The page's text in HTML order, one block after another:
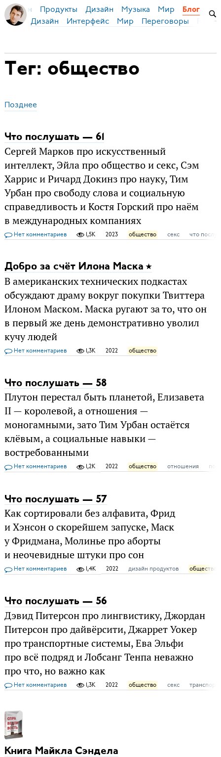
Бирман Продукты Дизайн Музыка Мир Блог
Дизайн Интерфейс Мир Переговоры
Тег: общество
Позднее
Что послушать — 61
Сергей Марков про искусственный
интеллект, Эйла про общество и секс, Сэм
Харрис и Ричард Докинз про науку, Тим
Урбан про свободу слова и социальную
справедливость и Костя Горский про наём
в международных компаниях
Нет комментариев 1,5K 2023 общество секс что
Добро за счёт Илона Маска
В американских технических подкастах
обсуждают драму вокруг покупки Твиттера
Илоном Маском. Маска ругают за то, что он
в первый же день демонстративно уволил
кучу людей
Нет комментариев 1,3K 2022 общество
Что послушать — 58
Плутон перестал быть планетой, Елизавета
II — королевой, а отношения —
моногамными, зато Тим Урбан остаётся
клёвым, а социальные навыки —
востребованными
Нет комментариев 1,2K 2022 общество отношения
Что послушать — 57
Как сортировали без алфавита, Фрид
и Хэнсон о скорейшем запуске, Маск
у Фридмана, Молинье про аборты
и неочевидные штуки про сон
Нет комментариев 1,4K 2022 дизайн продуктов общество
Что послушать — 56
Дэвид Питерсон про лингвистику, Джордан
Питерсон про дайвёрсити, Джаррет Уокер
про транспортные системы, Ева Эльфи
про всё подряд и Лобсанг Тенпа неважно
про что, но важно как
Нет комментариев 1,3K 2022 общество секс транспорт
Книга Майкла Сэндела